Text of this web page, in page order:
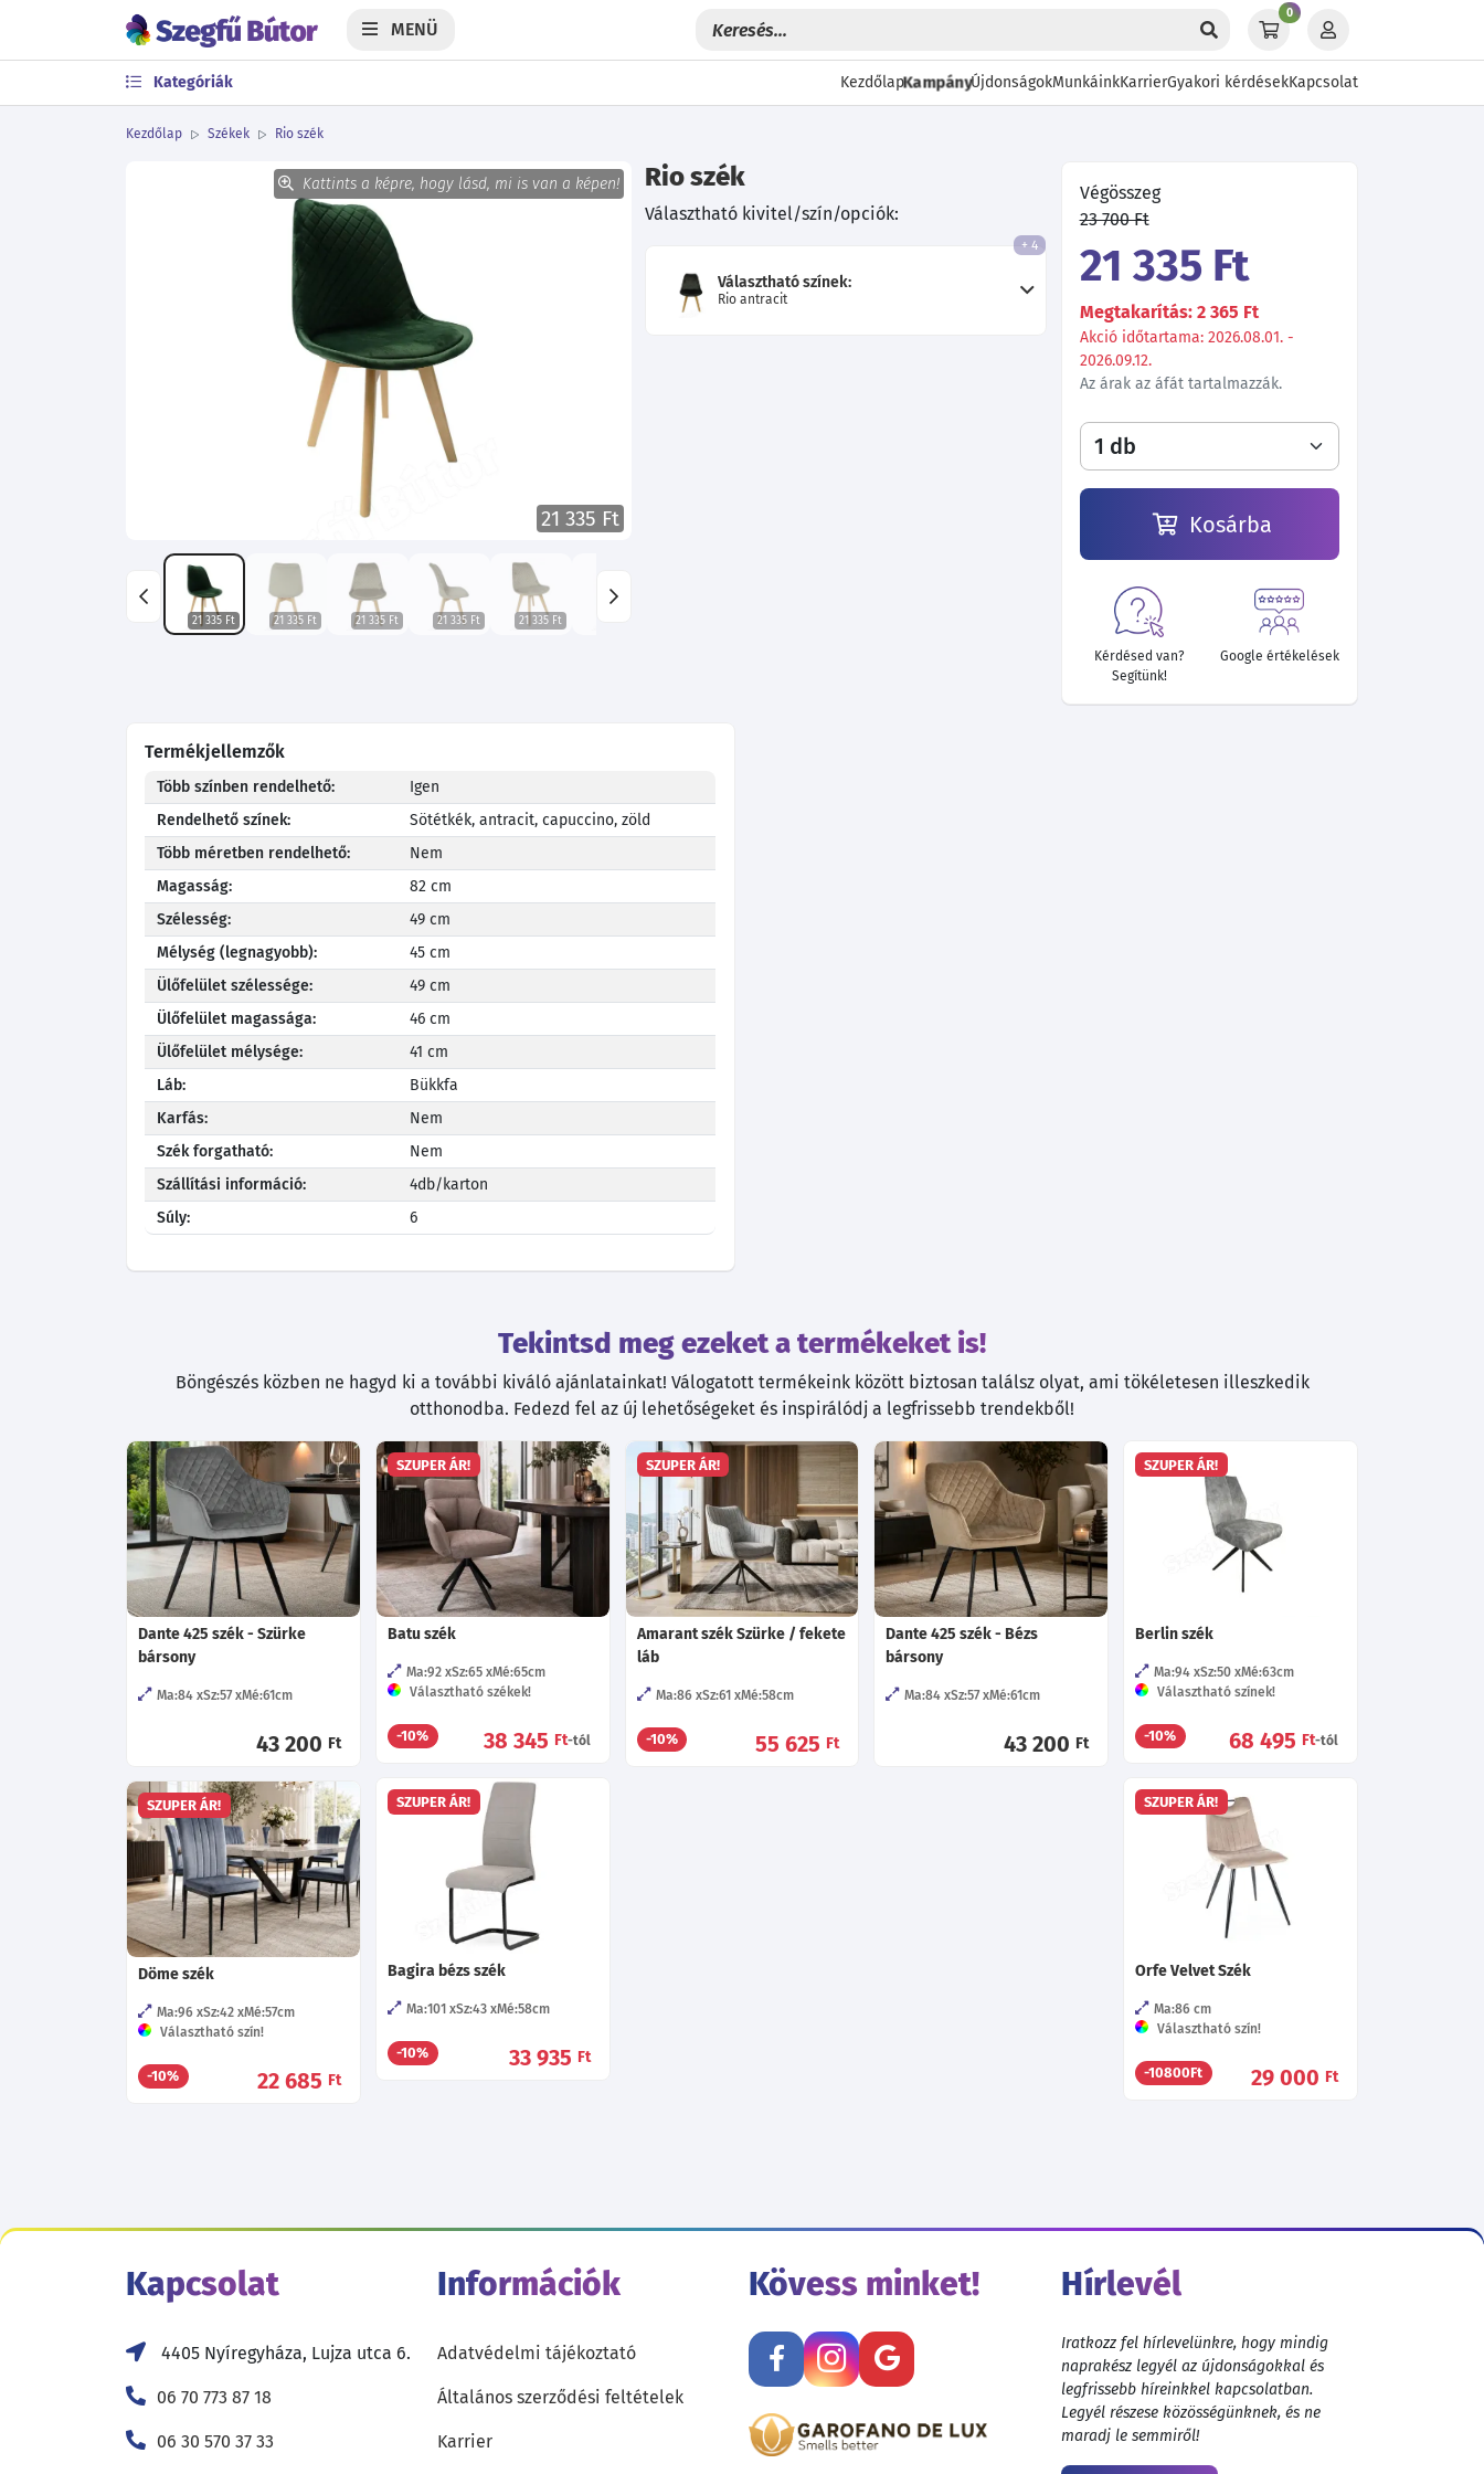
MENÜ
0
Kategóriák KezdőlapKampányÚjdonságokMunkáinkKarrierGyakori kérdésekKapcsolat
Kezdőlap Székek Rio szék
Kattints a képre, hogy lásd, mi is van a képen!
21 335 Ft
21 335 Ft 21 335 Ft 21 335 Ft 21 335 Ft 21 335 Ft 21 335 Ft 21 335 Ft
Rio szék
Választható kivitel/szín/opciók:
Választható színek:
Rio antracit
+ 4
Végösszeg
23 700 Ft
21 335 Ft
Megtakarítás: 2 365 Ft
Akció időtartama: 2026.08.01. -
2026.09.12.
Az árak az áfát tartalmazzák.
Kosárba
Kérdésed van?
Segítünk!
Google értékelések
Termékjellemzők
Több színben rendelhető:
Igen
Rendelhető színek:
Sötétkék, antracit, capuccino, zöld
Több méretben rendelhető:
Nem
Magasság:
82 cm
Szélesség:
49 cm
Mélység (legnagyobb):
45 cm
Ülőfelület szélessége:
49 cm
Ülőfelület magassága:
46 cm
Ülőfelület mélysége:
41 cm
Láb:
Bükkfa
Karfás:
Nem
Szék forgatható:
Nem
Szállítási információ:
4db/karton
Súly:
6
Tekintsd meg ezeket a termékeket is!
Böngészés közben ne hagyd ki a további kiváló ajánlatainkat! Válogatott termékeink között biztosan találsz olyat, ami tökéletesen illeszkedik
otthonodba. Fedezd fel az új lehetőségeket és inspirálódj a legfrissebb trendekből!
Dante 425 szék - Szürke
bársony
Ma:84 Sz:57 Mé:61cm
43 200 Ft
SZUPER ÁR!
Batu szék
Ma:92 Sz:65 Mé:65cm
Választható székek!
-10% 38 345 Ft-tól
SZUPER ÁR!
Amarant szék Szürke / fekete
láb
Ma:86 Sz:61 Mé:58cm
-10% 55 625 Ft
Dante 425 szék - Bézs
bársony
Ma:84 Sz:57 Mé:61cm
43 200 Ft
SZUPER ÁR!
Berlin szék
Ma:94 Sz:50 Mé:63cm
Választható színek!
-10% 68 495 Ft-tól
SZUPER ÁR!
Bagira bézs szék
Ma:101 Sz:43 Mé:58cm
-10% 33 935 Ft
SZUPER ÁR!
Orfe Velvet Szék
Ma:86 cm
Választható szín!
-10800Ft 29 000 Ft
SZUPER ÁR!
Döme szék
Ma:96 Sz:42 Mé:57cm
Választható szín!
-10% 22 685 Ft
Kapcsolat
4405 Nyíregyháza, Lujza utca 6.
06 70 773 87 18
06 30 570 37 33
Információk
Adatvédelmi tájékoztató
Általános szerződési feltételek
Karrier
Kövess minket! Hírlevél
Iratkozz fel hírlevelünkre, hogy mindig
naprakész legyél az újdonságokkal és
legfrissebb híreinkkel kapcsolatban.
Legyél részese közösségünknek, és ne
maradj le semmiről!